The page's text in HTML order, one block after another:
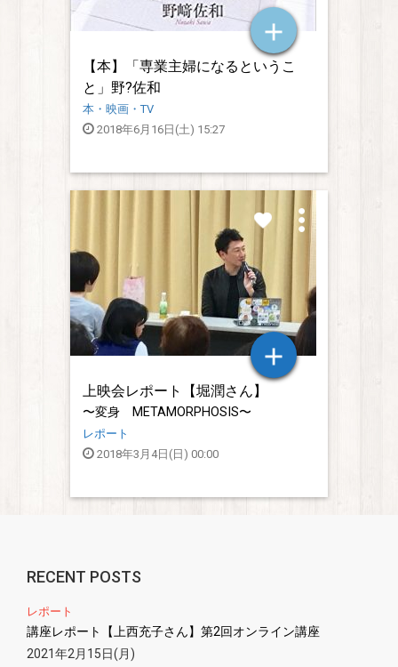
【本】「専業主婦になるというこ
と」野?佐和
本・映画・TV
2018年6月16日(土) 15:27
上映会レポート【堀潤さん】
〜変身 METAMORPHOSIS〜
レポート
2018年3月4日(日) 00:00
RECENT POSTS
レポート
講座レポート【上西充子さん】第2回オンライン講座
2021年2月15日(月)